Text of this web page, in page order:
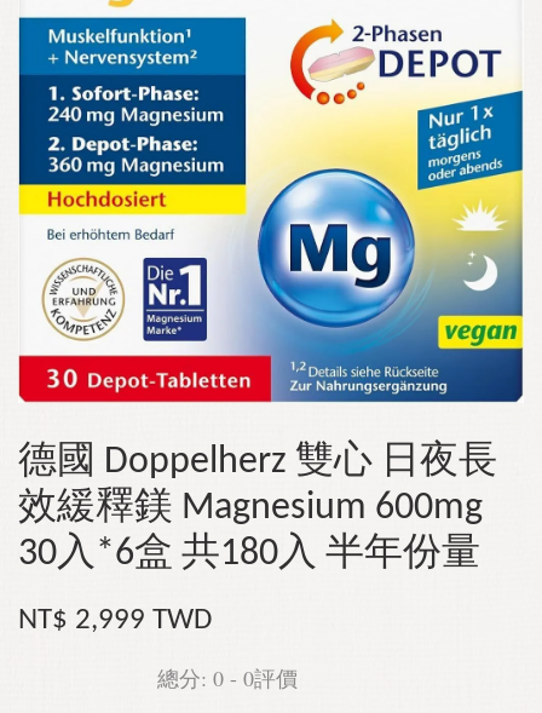
德國 Doppelherz 雙心 日夜長
效緩釋鎂 Magnesium 600mg
30入*6盒 共180入 半年份量
NT$ 2,999 TWD
總分: 0 - 0評價